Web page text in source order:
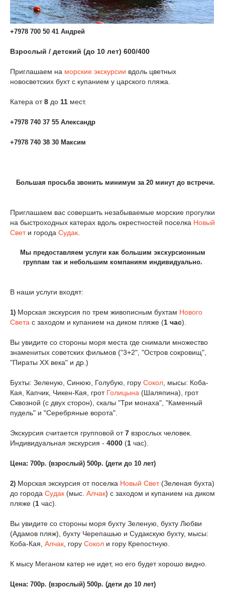
+7978 700 50 41 Андрей
Взрослый / детский (до 10 лет) 600/400
Приглашаем на морские экскурсии вдоль цветных
новосветских бухт с купанием у царского пляжа.
Катера от8 до 11 мест.
+7978 740 37 55 Александр
+7978 740 38 30 Максим
Большая просьба звонить минимум за 20 минут до встречи.
Приглашаем вас совершить незабываемые морские прогулки
на быстроходных катерах вдоль окрестностей поселка Новый
Свети города Судак
Мы предоставляем услуги как большим экскурсионным
группам так и небольшим компаниям индивидуально.
В наши услуги входят:
1) Морская экскурсия по трем живописным бухтам Нового
Света с заходом и купанием на диком пляже (1 час).
Вы увидите со стороны моря места где снимали множество
знаменитых советских фильмов ("3+2", "Остров сокровищ",
"Пираты XX века" и др.)
Бухты: Зеленую, Синюю, Голубую, гору Сокол , мысы: Коба-
Кая, Капчик, Чикен-Кая, грот Голицына (Шаляпина), грот
Сквозной (с двух сторон), скалы "Три монаха", "Каменный
пудель" и "Серебряные ворота".
Экскурсия считается групповой от7 взрослых человек.
Индивидуальная экскурсия - 4000 (1 час).
Цена: 700р. (взрослый) 500р. (дети до 10 лет)
2) Морская экскурсия от поселка Новый Свет(Зеленая бухта)
до города Судак (мыс. Алчак) с заходом и купанием на диком
пляже (1 час).
Вы увидите со стороны моря бухту Зеленую, бухту Любви
(Адамов пляж), бухту Черепашью и Судакскую бухту, мысы:
Коба-Кая, Алчак , гору Сокол и гору Крепостную.
К мысу Меганом катер не идет, но его будет хорошо видно.
Цена: 700р. (взрослый) 500р. (дети до 10 лет)